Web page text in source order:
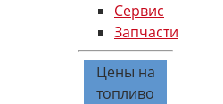
Сервис
Запчасти
Цены на
топливо